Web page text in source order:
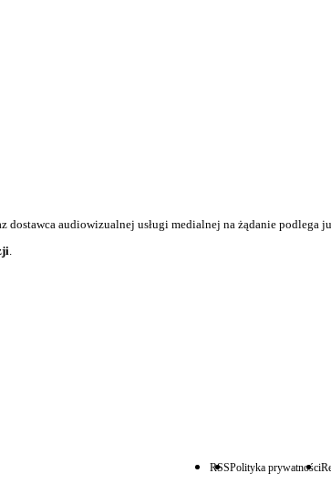
dostawca audiowizualnej usługi medialnej na żądanie
.
RSSPolityka prywatności